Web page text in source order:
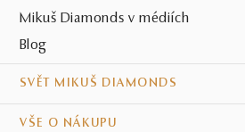
Mikuš Diamonds v médiích
Blog
SVĚT MIKUŠ DIAMONDS
VŠE O NÁKUPU